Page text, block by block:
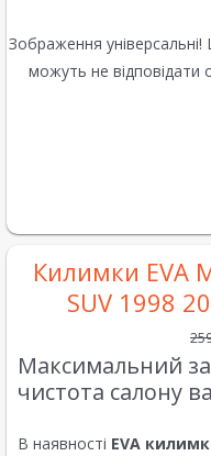
Зображення
можуть не відповідати
Килимки EVA
SUV 1998
Максимальний
чистота салону
В наявності EVA